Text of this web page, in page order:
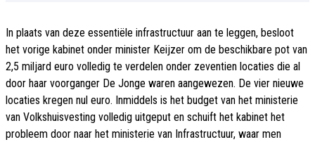
In plaats van deze essentiële infrastructuur aan te leggen, besloot
het vorige kabinet onder minister Keijzer om de beschikbare pot van
2,5 miljard euro volledig te verdelen onder zeventien locaties die al
door haar voorganger De Jonge waren aangewezen. De vier nieuwe
locaties kregen nul euro. Inmiddels is het budget van het ministerie
van Volkshuisvesting volledig uitgeput en schuift het kabinet het
probleem door naar het ministerie van Infrastructuur, waar men